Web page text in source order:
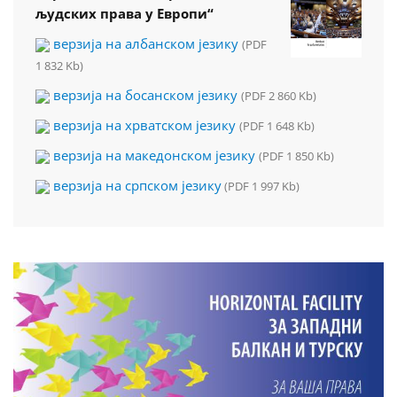
људских права у Европи“
верзија на албанском језику (PDF
1 832 Kb)
верзија на босанском језику (PDF 2 860 Kb)
верзија на хрватском језику (PDF 1 648 Kb)
верзија на македонском језику (PDF 1 850 Kb)
верзија на српском језику(PDF 1 997 Kb)